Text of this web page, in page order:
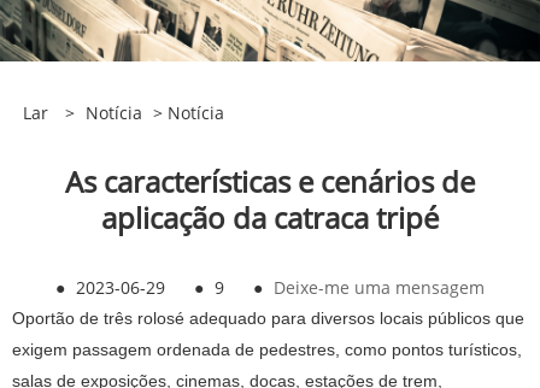
Lar > Notícia > Notícia
As características e cenários de
aplicação da catraca tripé
● 2023-06-29 ● 9 ● Deixe-me uma mensagem
Oportão de três rolosé adequado para diversos locais públicos que
exigem passagem ordenada de pedestres, como pontos turísticos,
salas de exposições, cinemas, docas, estações de trem,